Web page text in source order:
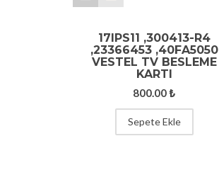
17IPS11 ,300413-R4
,23366453 ,40FA5050
VESTEL TV BESLEME
KARTI
800.00₺
Sepete Ekle